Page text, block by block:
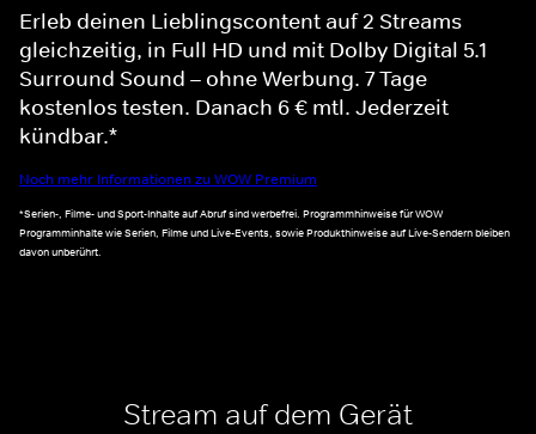
Erleb deinen Lieblingscontent auf 2 Streams
gleichzeitig, in Full HD und mit Dolby Digital 5.1
Surround Sound – ohne Werbung. 7 Tage
kostenlos testen. Danach 6 € mtl. Jederzeit
kündbar.*
Noch mehr Informationen zu WOW Premium
*Serien-, Filme- und Sport-Inhalte auf Abruf sind werbefrei. Programmhinweise für WOW
Programminhalte wie Serien, Filme und Live-Events, sowie Produkthinweise auf Live-Sendern bleiben
davon unberührt.
Stream auf dem Gerät